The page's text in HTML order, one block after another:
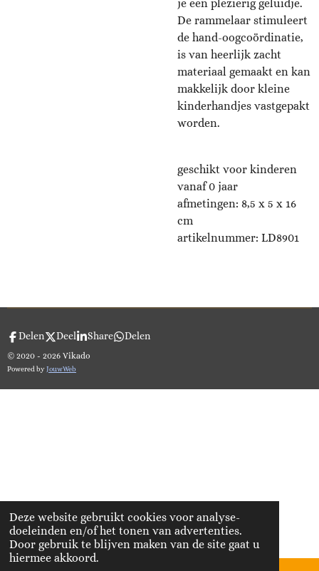
Deze website gebruikt cookies voor analyse-
doeleinden en/of het tonen van advertenties.
Door gebruik te blijven maken van de site gaat u
hiermee akkoord.
je een plezierig geluidje.
De rammelaar stimuleert
de hand-oogcoördinatie,
is van heerlijk zacht
materiaal gemaakt en kan
makkelijk door kleine
kinderhandjes vastgepakt
worden.
geschikt voor kinderen
vanaf 0 jaar
afmetingen: 8,5 x 5 x 16
cm
artikelnummer: LD8901
Delen Deel Share Delen
© 2020 - 2026 Vikado
Powered byJouwWeb